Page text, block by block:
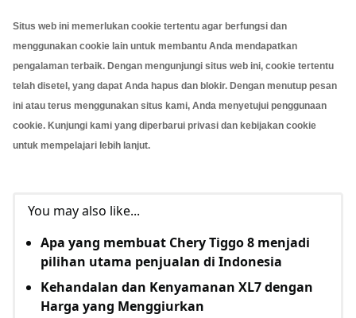
Situs web ini memerlukan cookie tertentu agar berfungsi dan
menggunakan cookie lain untuk membantu Anda mendapatkan
pengalaman terbaik. Dengan mengunjungi situs web ini, cookie tertentu
telah disetel, yang dapat Anda hapus dan blokir. Dengan menutup pesan
ini atau terus menggunakan situs kami, Anda menyetujui penggunaan
cookie. Kunjungi kami yang diperbarui privasi dan kebijakan cookie
untuk mempelajari lebih lanjut.
You may also like...
Apa yang membuat Chery Tiggo 8 menjadi
pilihan utama penjualan di Indonesia
Kehandalan dan Kenyamanan XL7 dengan
Harga yang Menggiurkan